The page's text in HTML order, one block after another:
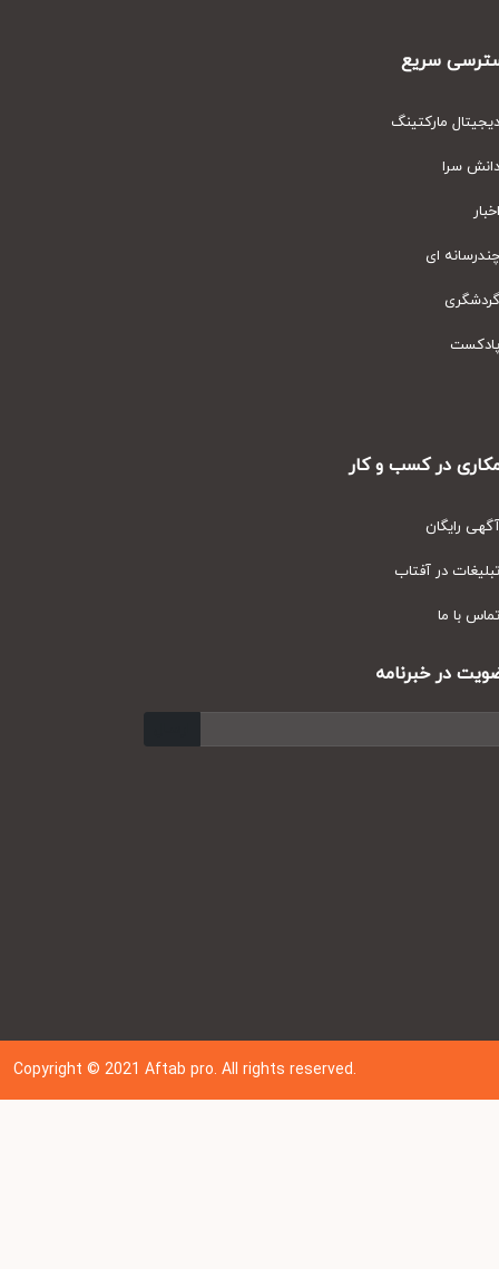
سریع
مارکتینگ
سرا
ای
در کسب و کار
رایگان
در آفتاب
با ما
در خبرنامه
Copyright © 202 1Aftab pro. All rights reserved.